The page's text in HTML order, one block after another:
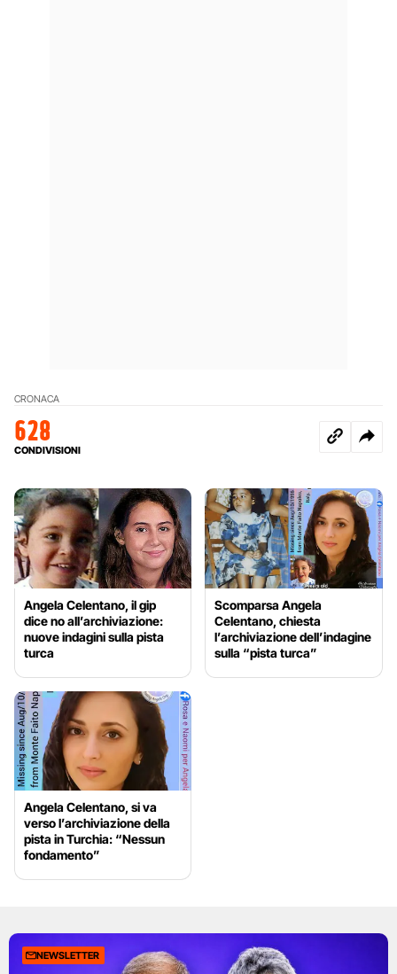
CRONACA
628
CONDIVISIONI
Angela Celentano, il gip
dice no all’archiviazione:
nuove indagini sulla pista
turca
Scomparsa Angela
Celentano, chiesta
l’archiviazione dell’indagine
sulla “pista turca”
Angela Celentano, si va
verso l’archiviazione della
pista in Turchia: “Nessun
fondamento”
NEWSLETTER